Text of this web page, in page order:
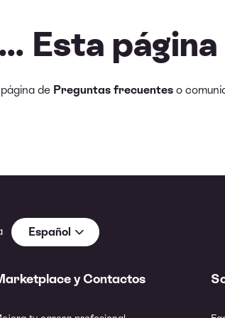
Esta
de Preguntas frecuentes o
Español
y Contactos